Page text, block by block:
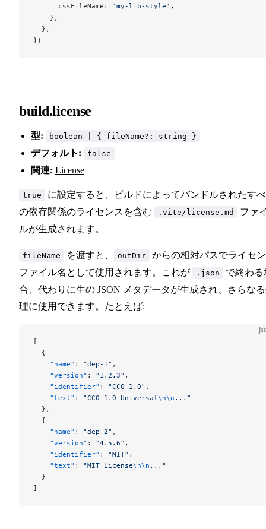
cssFileName : 'my-lib-style' ,
    },
  },
})
build.license
型: boolean | { fileName?: string }
デフォルト: false
関連: License
true
に設定すると、ビルドによってバンドルされたす
の依存関係のライセンスを含む
.vite/license.md
ファ
ルが生成されます。
fileName を渡すと、 outDir
からの相対パスでライセ
ファイル名として使用されます。これが
.json
で終わる
合、代わりに生の JSON メタデータが生成され、さらな
理に使用できます。たとえば:
[
  {
    "name"
: "dep-1" ,
    "version"
: "1.2.3" ,
    "identifier"
: "CC0-1.0" ,
    "text"
: "CC0 1.0 Universal\n\n ..."
  },
  {
    "name"
: "dep-2" ,
    "version"
: "4.5.6" ,
    "identifier"
: "MIT" ,
    "text"
: "MIT License\n\n ..."
  }
]